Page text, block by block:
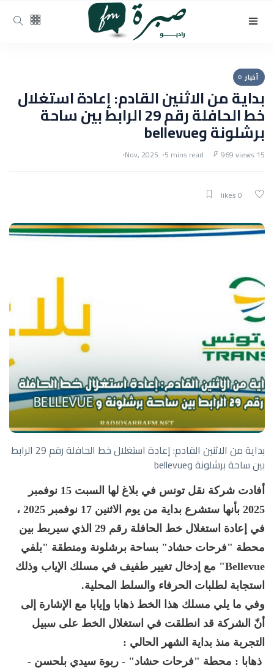
أخبار
بداية من الاثنين القادم: إعادة استغلال
خط الحافلة رقم 29 الرابط بين ساحة
برشلونة وbellevue
15 Nov, 2025
5 mins read 969 views
بداية من الاثنين القادم: إعادة استغلال خط الحافلة رقم 29 الرابط
بين ساحة برشلونة وbellevue
أفادت شركة نقل تونس في بلاغ لها السبت 15 نوفمبر
2025 بأنها ستشرع بداية من يوم الاثنين 17 نوفمبر 2025 ،
في إعادة استغلال خط الحافلة رقم 29 الذي سيربط بين
محطة "فرحات حشاد" بساحة برشلونة ومنطقة "بلفي
Bellevue" مع إدخال تغيير طفيف في مسلك الإياب وذلك
استجابة لطلبات الحرفاء والسلط المحلية.
وفي ما يلي مسلك هذا الخط ذهابا وإيابا مع الإشارة إلى
أنّ الشركة قد انطلقت في استغلال الخط على سبيل
التجربة منذ بداية الشهر الحالي :
ذهابا : محطة "فرحات حشاد" - ربوة سيدي بلحسن -